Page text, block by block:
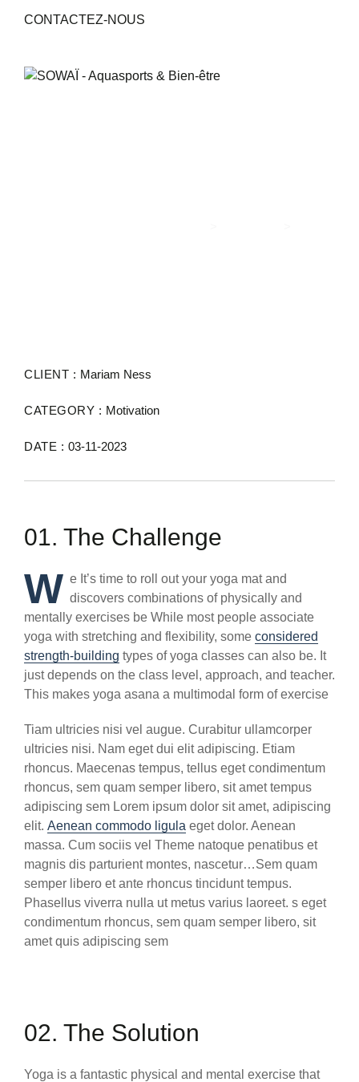
CONTACTEZ-NOUS
CLIENT : Mariam Ness
CATEGORY : Motivation
DATE : 03-11-2023
01. The Challenge
W e It’s time to roll out your yoga mat and
discovers combinations of physically and
mentally exercises be While most people associate
yoga with stretching and flexibility, some considered
strength-building types of yoga classes can also be. It
just depends on the class level, approach, and teacher.
This makes yoga asana a multimodal form of exercise
Tiam ultricies nisi vel augue. Curabitur ullamcorper
ultricies nisi. Nam eget dui elit adipiscing. Etiam
rhoncus. Maecenas tempus, tellus eget condimentum
rhoncus, sem quam semper libero, sit amet tempus
adipiscing sem Lorem ipsum dolor sit amet, adipiscing
elit. Aenean commodo ligula eget dolor. Aenean
massa. Cum sociis vel Theme natoque penatibus et
magnis dis parturient montes, nascetur…Sem quam
semper libero et ante rhoncus tincidunt tempus.
Phasellus viverra nulla ut metus varius laoreet. s eget
condimentum rhoncus, sem quam semper libero, sit
amet quis adipiscing sem
02. The Solution
Yoga is a fantastic physical and mental exercise that